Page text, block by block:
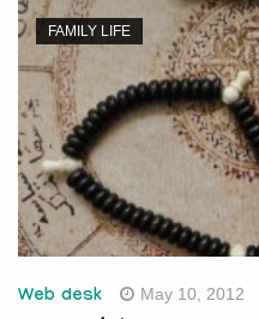
FAMILY LIFE
Web desk May 10, 2012